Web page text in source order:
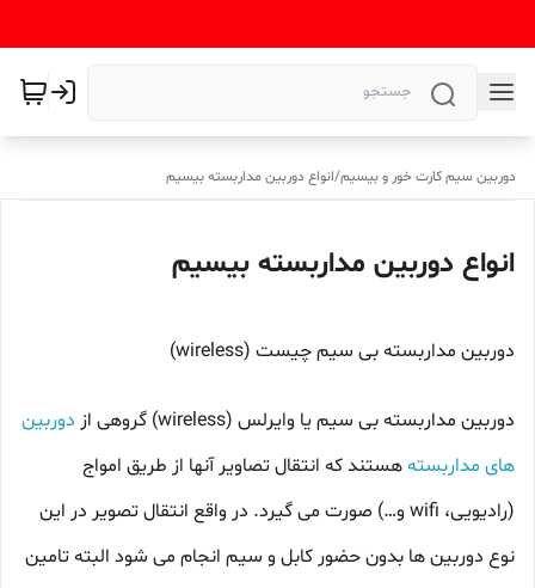
دوربین سیم کارت خور و بیسیم/انواع دوربین مداربسته بیسیم
انواع دوربین مداربسته بیسیم
دوربین مداربسته بی سیم چیست (wireless)
دوربین مداربسته بی سیم یا وایرلس (wireless) گروهی از
دوربین
های مداربستههستند که انتقال تصاویر آنها از طریق امواج
(رادیویی، wifi و…) صورت می گیرد. در واقع انتقال تصویر در این
نوع دوربین ها بدون حضور کابل و سیم انجام می شود البته تامین